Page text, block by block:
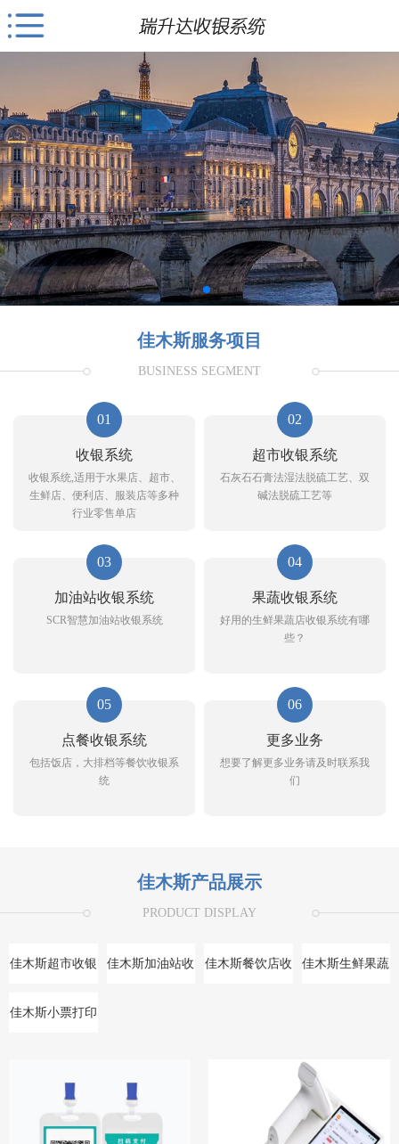
佳木斯服务项目
BUSINESS SEGMENT
01
收银系统
收银系统,适用于水果店、超市、
生鲜店、便利店、服装店等多种
行业零售单店
02
超市收银系统
石灰石石膏法湿法脱硫工艺、双
碱法脱硫工艺等
03
加油站收银系统
SCR智慧加油站收银系统
04
果蔬收银系统
好用的生鲜果蔬店收银系统有哪
些？
05
点餐收银系统
包括饭店，大排档等餐饮收银系
统
06
更多业务
想要了解更多业务请及时联系我
们
佳木斯产品展示
PRODUCT DISPLAY
佳木斯超市收银
系统
佳木斯加油站收 佳木斯餐饮店收 佳木斯生鲜果蔬
佳木斯小票打印